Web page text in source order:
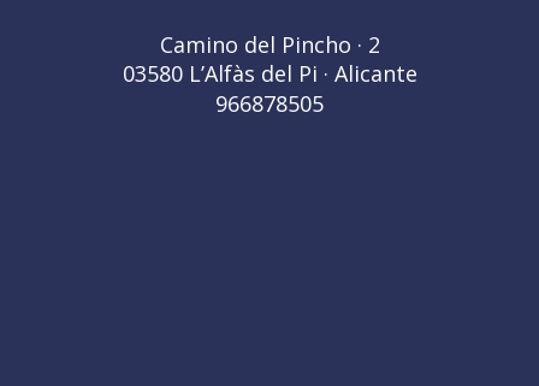
Camino del Pincho · 2
03580 L’Alfàs del Pi · Alicante
966878505